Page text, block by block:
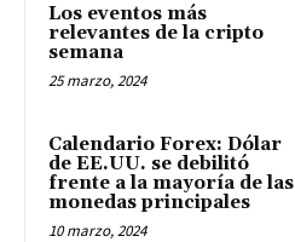
Los eventos más
relevantes de la cripto
semana
25 marzo, 2024
Calendario Forex: Dólar
de EE.UU. se debilitó
frente a la mayoría de las
monedas principales
10 marzo, 2024